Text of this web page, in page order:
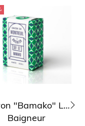
"Bamako" Le
Baigneur